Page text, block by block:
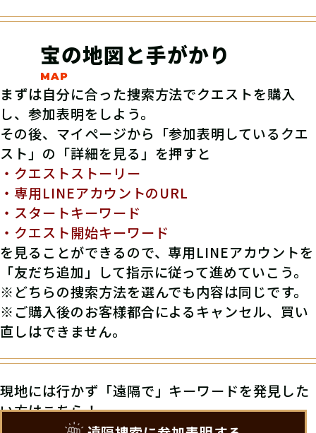
宝の地図と手がかり
まずは自分に合った捜索方法でクエストを購入
し、参加表明をしよう。
その後、マイページから「参加表明しているクエ
スト」の「詳細を見る」を押すと
・クエストストーリー
・専用LINEアカウントのURL
・スタートキーワード
・クエスト開始キーワード
を見ることができるので、専用LINEアカウントを
「友だち追加」して指示に従って進めていこう。
※どちらの捜索方法を選んでも内容は同じです。
※ご購入後のお客様都合によるキャンセル、買い
直しはできません。
現地には行かず「遠隔で」キーワードを発見した
い方はこちら！